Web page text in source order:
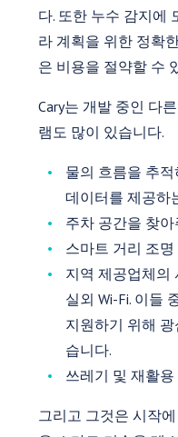
다. 또한 누수 감지에
라 계획을 위한 정확
은 비용을 절약할 수
Cary는 개발 중인 다
램도 많이 있습니다.
물의 흐름을 추
데이터를 제공하
주차 공간을 찾
스마트 거리 조명
지역 제공업체의
실외 Wi-Fi. 이들
지원하기 위해
습니다.
쓰레기 및 재활
그리고 그것은 시작